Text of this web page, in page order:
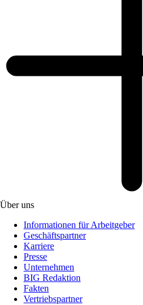
Über uns
Informationen für Arbeitgeber
Geschäftspartner
Karriere
Presse
Unternehmen
BIG Redaktion
Fakten
Vertriebspartner